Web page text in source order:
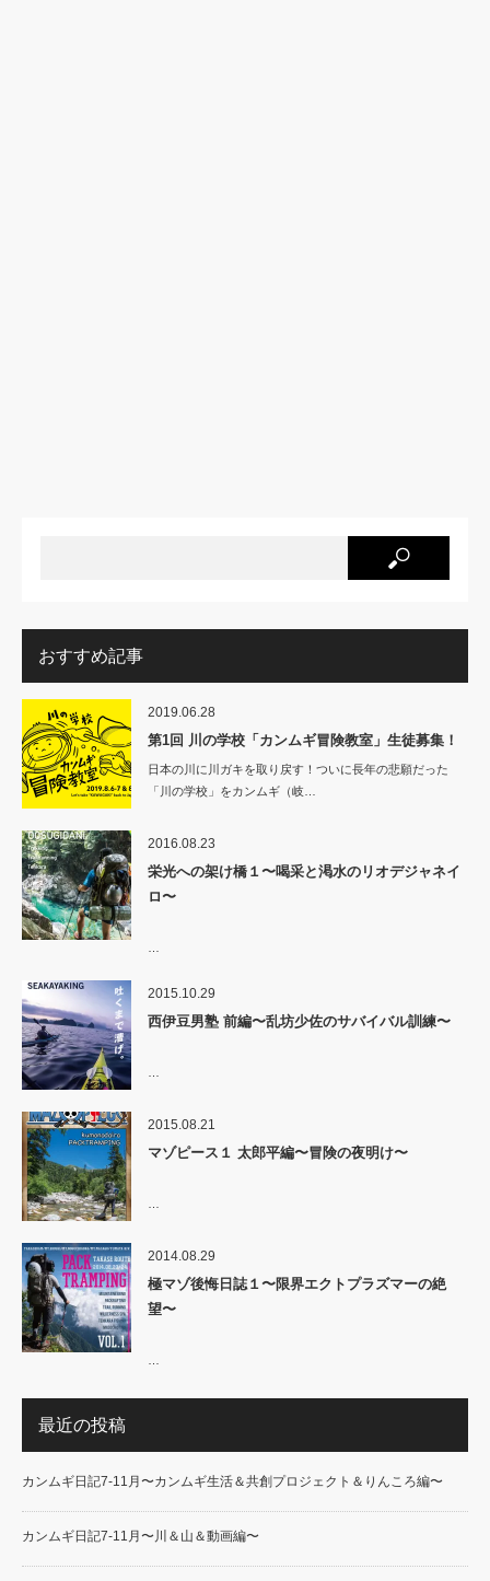
おすすめ記事
2019.06.28
第1回 川の学校「カンムギ冒険教室」生徒募集！
日本の川に川ガキを取り戻す！ついに長年の悲願だった
「川の学校」をカンムギ（岐…
2016.08.23
栄光への架け橋１〜喝采と渇水のリオデジャネイ
ロ〜
2015.10.29
西伊豆男塾 前編〜乱坊少佐のサバイバル訓練〜
2015.08.21
マゾピース１ 太郎平編〜冒険の夜明け〜
2014.08.29
極マゾ後悔日誌１〜限界エクトプラズマーの絶
望〜
最近の投稿
カンムギ日記7-11月〜カンムギ生活＆共創プロジェクト＆りんころ編〜
カンムギ日記7-11月〜川＆山＆動画編〜